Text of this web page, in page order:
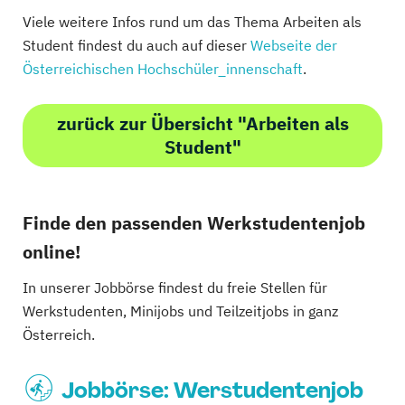
Viele weitere Infos rund um das Thema Arbeiten als
Student findest du auch auf dieser Webseite der
Österreichischen Hochschüler_innenschaft.
zurück zur Übersicht "Arbeiten als
Student"
Finde den passenden Werkstudentenjob
online!
In unserer Jobbörse findest du freie Stellen für
Werkstudenten, Minijobs und Teilzeitjobs in ganz
Österreich.
Jobbörse: Werstudentenjob